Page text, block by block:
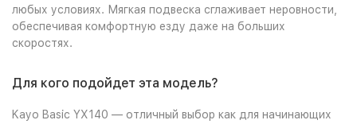
любых условиях. Мягкая подвеска сглаживает неровности,
обеспечивая комфортную езду даже на больших
скоростях.
Для кого подойдет эта модель?
Kayo Basic YX140 — отличный выбор как для начинающих